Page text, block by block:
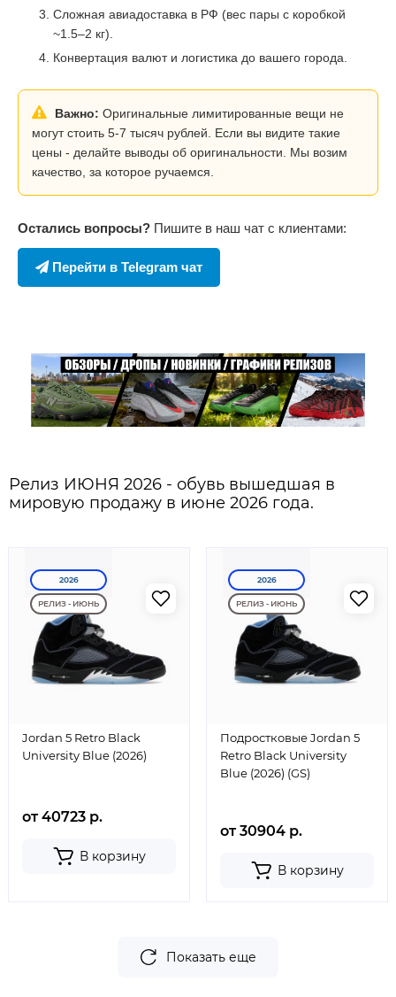
Сложная авиадоставка в РФ (вес пары с коробкой
~1.5–2 кг).
Конвертация валют и логистика до вашего города.
Важно: Оригинальные лимитированные вещи не
могут стоить 5-7 тысяч рублей. Если вы видите такие
цены - делайте выводы об оригинальности. Мы возим
качество, за которое ручаемся.
Остались вопросы? Пишите в наш чат с клиентами:
Перейти в Telegram чат
Релиз ИЮНЯ 2026 - обувь вышедшая в
мировую продажу в июне 2026 года.
2026
РЕЛИЗ - ИЮНЬ
Jordan 5 Retro Black
University Blue (2026)
от 40723 р.
В корзину
2026
РЕЛИЗ - ИЮНЬ
Подростковые Jordan 5
Retro Black University
Blue (2026) (GS)
от 30904 р.
В корзину
Показать еще